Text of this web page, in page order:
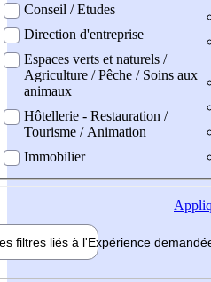
Conseil / Etudes
Direction d'entreprise
Espaces verts et naturels /
Agriculture / Pêche / Soins aux
animaux
Hôtellerie - Restauration /
Tourisme / Animation
Immobilier
filtres liés à l'Expérience